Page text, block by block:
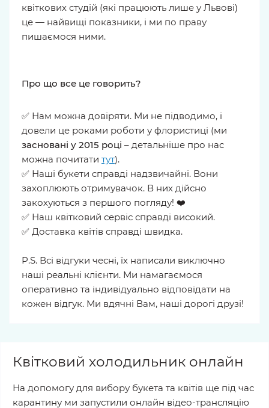
квіткових студій (які працюють лише у Львові)
це — найвищі показники, і ми по праву
пишаємося ними.
Про що все це говорить?
✅ Нам можна довіряти. Ми не підводимо, і
довели це роками роботи у флористиці (ми
засновані у 2015 році – детальніше про нас
можна почитати тут).
✅ Наші букети справді надзвичайні. Вони
захоплюють отримувачок. В них дійсно
закохуються з першого погляду! ❤️
✅ Наш квітковий сервіс справді високий.
✅ Доставка квітів справді швидка.
P.S. Всі відгуки чесні, їх написали виключно
наші реальні клієнти. Ми намагаємося
оперативно та індивідуально відповідати на
кожен відгук. Ми вдячні Вам, наші дорогі друзі!
Квітковий холодильник онлайн
На допомогу для вибору букета та квітів ще під час
карантину ми запустили онлайн відео-трансляцію